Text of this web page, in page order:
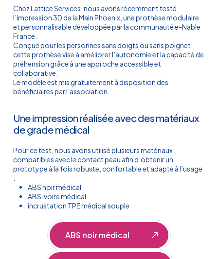
Chez Lattice Services, nous avons récemment testé
l’impression 3D de la Main Phoenix, une prothèse modulaire
et personnalisable développée par la communauté e-Nable
France.
Conçue pour les personnes sans doigts ou sans poignet,
cette prothèse vise à améliorer l’autonomie et la capacité de
préhension grâce à une approche accessible et
collaborative.
Le modèle est mis gratuitement à disposition des
bénéficiaires par l’association.
Une impression réalisée avec des matériaux
de grade médical
Pour ce test, nous avons utilisé plusieurs matériaux
compatibles avec le contact peau afin d’obtenir un
prototype à la fois robuste, confortable et adapté à l’usage
:
ABS noir médical
ABS ivoire médical
incrustation TPE médical souple
ABS noir médical